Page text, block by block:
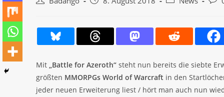
Mit „Battle for Azeroth“ steht nun bereits die siebte
größten MMORPGs World of Warcraft in den
jeder neuen Erweiterung liest / hört man auch nun